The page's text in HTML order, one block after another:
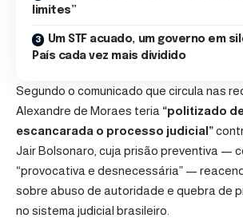
limites”
Um STF acuado, um governo em
País cada vez mais dividido
Segundo o comunicado que circula nas
Alexandre de Moraes teria “politizado
escancarada o processo judicial”
Jair Bolsonaro, cuja prisão preventiva —
“provocativa e desnecessária” —
sobre abuso de autoridade e quebra de
no sistema judicial brasileiro.